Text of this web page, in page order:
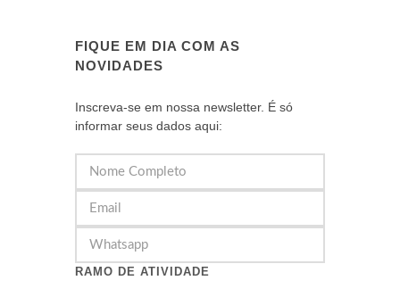
FIQUE EM DIA COM AS
NOVIDADES
Inscreva-se em nossa newsletter. É só
informar seus dados aqui:
RAMO DE ATIVIDADE